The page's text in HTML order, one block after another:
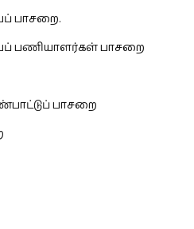
பாசறை.
பணியாளர்கள் பாசறை
பாசறை